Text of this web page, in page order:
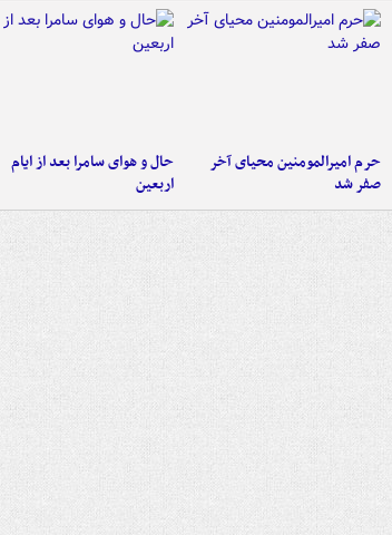
حرم امیرالمومنین محیای آخر
صفر شد
حال و هوای سامرا بعد از ایام
اربعین